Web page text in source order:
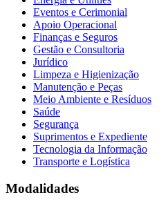
Eventos e Cerimonial
Apoio Operacional
Finanças e Seguros
Gestão e Consultoria
Jurídico
Limpeza e Higienização
Manutenção e Peças
Meio Ambiente e Resíduos
Saúde
Segurança
Suprimentos e Expediente
Tecnologia da Informação
Transporte e Logística
Modalidades